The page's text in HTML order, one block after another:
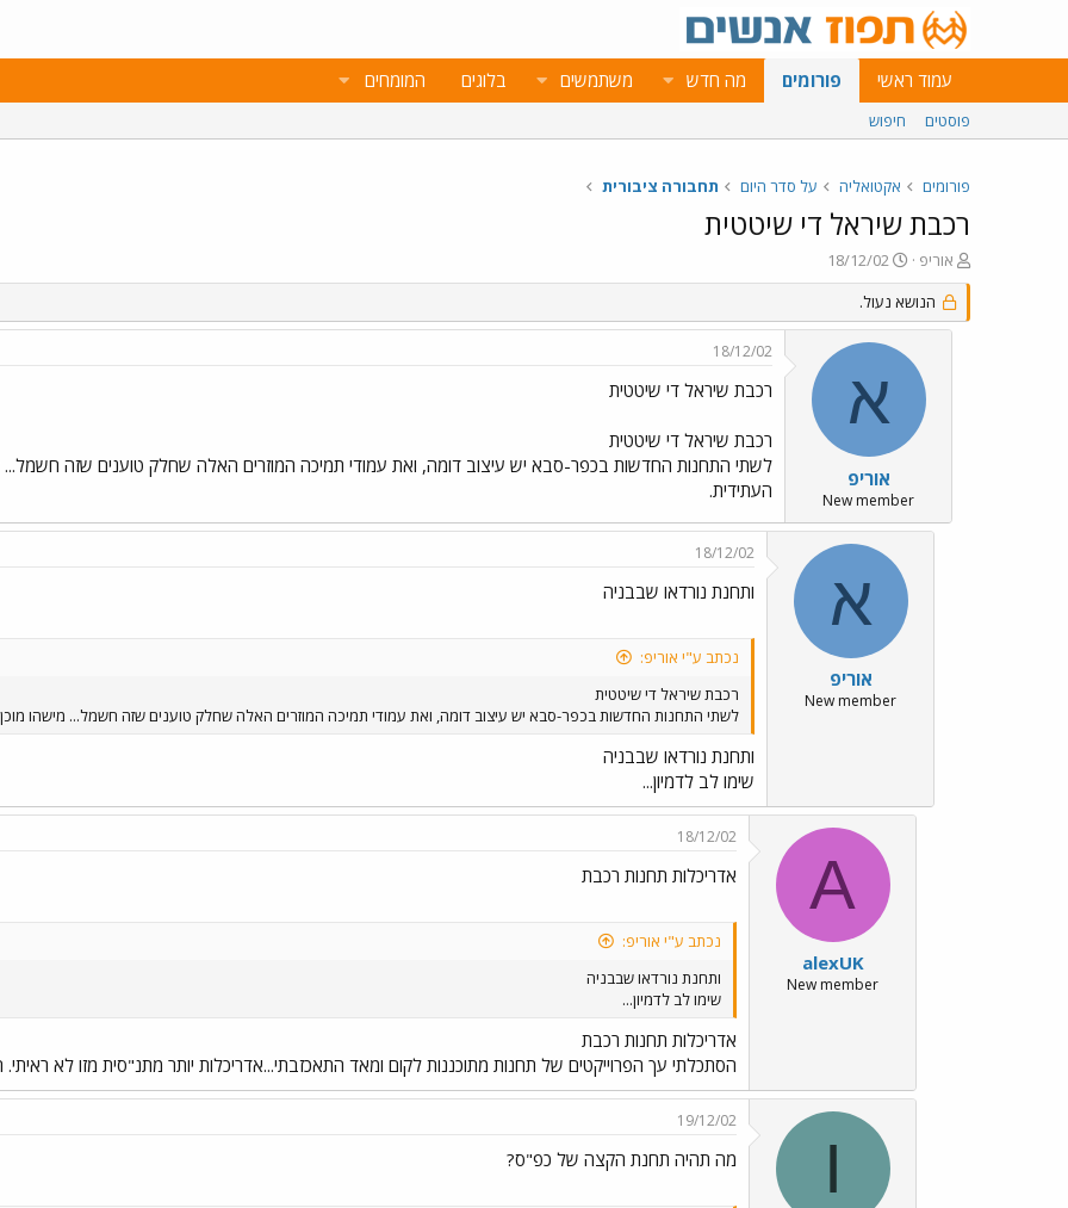
עמוד ראשי פורומים מה חדש משתמשים בלוגים המומחים
פוסטים חיפוש
פורומים אקטואליה על סדר היום תחבורה ציבורית
רכבת שיראל די שיטטית
פ
ו
ת
ח
אוריפ
פ
ו
ר
ס
ם
ת
א
ר
י
ך
18/12/02
הנושא נעול.
א
אוריפ
New member
18/12/02
רכבת שיראל די שיטטית
רכבת שיראל די שיטטית
לשתי התחנות החדשות בכפר-סבא יש עיצוב דומה, ואת עמודי תמיכה המוזרים האלה שחלק טוענים שזה חשמל...
העתידית.
א
אוריפ
New member
18/12/02
ותחנת נורדאו שבבניה
נכתב ע"י אוריפ:
רכבת שיראל די שיטטית
לשתי התחנות החדשות בכפר-סבא יש עיצוב דומה, ואת עמודי תמיכה המוזרים האלה שחלק טוענים שזה חשמל... מישהו
ותחנת נורדאו שבבניה
שימו לב לדמיון...
A
alexUK
New member
18/12/02
אדריכלות תחנות רכבת
נכתב ע"י אוריפ:
ותחנת נורדאו שבבניה
שימו לב לדמיון...
אדריכלות תחנות רכבת
הסתכלתי עך הפרוייקטים של תחנות מתוכננות לקום ומאד התאכזבתי...אדריכלות יותר מתנ"סית מזו לא
I
19/12/02
מה תהיה תחנת הקצה של כפ"ס?